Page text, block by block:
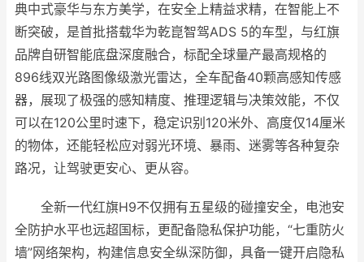
典中式豪华与东方美学，在安全上精益求精，在智能上不
断突破，是首批搭载华为乾崑智驾ADS 5的车型，与红旗
品牌自研智能底盘深度融合，标配全球量产最高规格的
896线双光路图像级激光雷达，全车配备40颗高感知传感
器，展现了极强的感知精度、推理逻辑与决策效能，不仅
可以在120公里时速下，稳定识别120米外、高度仅14厘米
的物体，还能轻松应对弱光环境、暴雨、迷雾等各种复杂
路况，让驾驶更安心、更从容。
全新一代红旗H9不仅拥有五星级的碰撞安全，电池安
全防护水平也远超国标，更配备隐私保护功能，“七重防火
墙”网络架构，构建信息安全纵深防御，具备一键开启隐私